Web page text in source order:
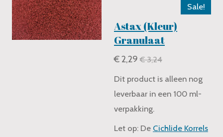
Sale!
Astax (Kleur)
Granulaat
€ 2,29 € 3,24
Dit product is alleen nog
leverbaar in een 100 ml-
verpakking.
Let op: De Cichlide Korrels